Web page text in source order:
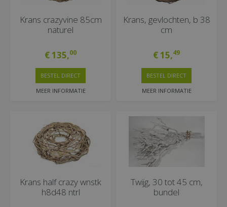
Krans crazyvine 85cm
naturel
€135,00
MEER INFORMATIE
BESTEL DIRECT
Krans, gevlochten, b 38
cm
€15,49
MEER INFORMATIE
BESTEL DIRECT
Krans half crazy wnstk
h8d48 ntrl
Twijg, 30 tot 45 cm,
bundel